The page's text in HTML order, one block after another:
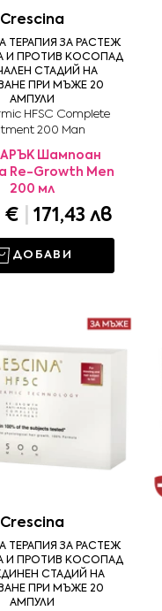
Crescina
ТЕРАПИЯ ЗА РАСТЕЖ
И ПРОТИВ КОСОПАД
СТАДИЙ НА
ПРИ МЪЖЕ 20
АМПУЛИ
HFSC Complete
200 Man
Шампоан
Re-Growth Men
200 мл
€ 171,43 лв
ДОБАВИ
Crescina
ТЕРАПИЯ ЗА РАСТЕЖ
И ПРОТИВ КОСОПАД
СТАДИЙ НА
ПРИ МЪЖЕ 20
АМПУЛИ